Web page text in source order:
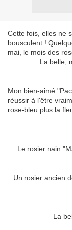
Cette fois, elles ne
bousculent !
mai, le mois des
La belle,
Mon bien-aimé
réussir à l'être
rose-bleu plus la
Le rosier nain
Un rosier ancien
La